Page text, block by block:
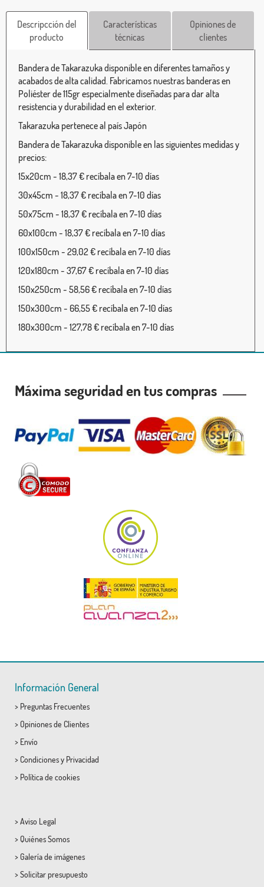
Descripcción del
producto
Características
técnicas
Opiniones de
clientes
Bandera de Takarazuka disponible en diferentes tamaños y
acabados de alta calidad. Fabricamos nuestras banderas en
Poliéster de 115gr especialmente diseñadas para dar alta
resistencia y durabilidad en el exterior.
Takarazuka pertenece al país Japón
Bandera de Takarazuka disponible en las siguientes medidas y
precios:
15x20cm - 18,37 € recíbala en 7-10 días
30x45cm - 18,37 € recíbala en 7-10 días
50x75cm - 18,37 € recíbala en 7-10 días
60x100cm - 18,37 € recíbala en 7-10 días
100x150cm - 29,02 € recíbala en 7-10 días
120x180cm - 37,67 € recíbala en 7-10 días
150x250cm - 58,56 € recíbala en 7-10 días
150x300cm - 66,55 € recíbala en 7-10 días
180x300cm - 127,78 € recíbala en 7-10 días
Máxima seguridad en tus compras
Información General
> Preguntas Frecuentes
> Opiniones de Clientes
> Envío
> Condicionesy Privacidad
> Política de cookies
> Aviso Legal
> Quiénes Somos
> Galería de imágenes
> Solicitar presupuesto